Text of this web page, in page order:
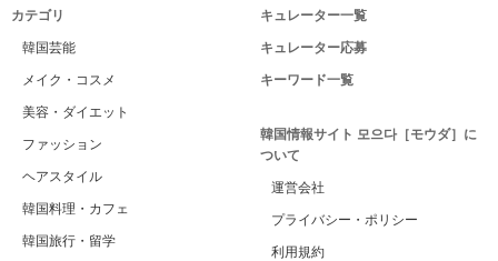
カテゴリ
韓国芸能
メイク・コスメ
美容・ダイエット
ファッション
ヘアスタイル
韓国料理・カフェ
韓国旅行・留学
キュレーター一覧
キュレーター応募
キーワード一覧
韓国情報サイト 모으다［モウダ］に
ついて
運営会社
プライバシー・ポリシー
利用規約